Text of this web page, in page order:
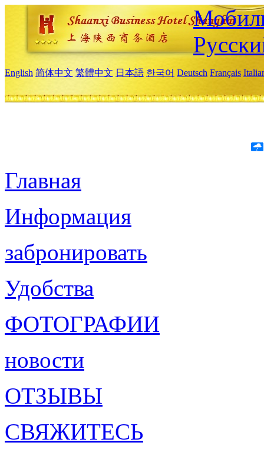
English 简体中文 繁體中文 日本語 한국어 Deutsch Français
Главная
Информация
забронировать
Удобства
ФОТОГРАФИИ
новости
ОТЗЫВЫ
СВЯЖИТЕСЬ